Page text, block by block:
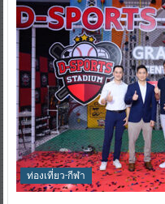
ท่องเที่ยว-กีฬา